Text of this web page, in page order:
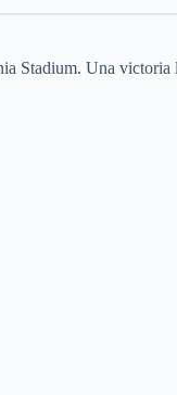
Stadium. Una victoria